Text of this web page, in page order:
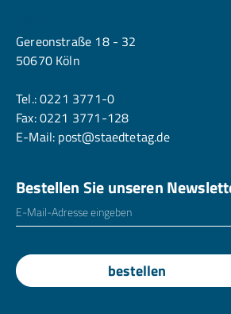
Gereonstraße 18 - 32
50670 Köln
Tel.:0221 3771-0
Fax: 0221 3771-128
E-Mail: post@staedtetag.de
Bestellen Sie unseren
E-Mailadresse
bestellen